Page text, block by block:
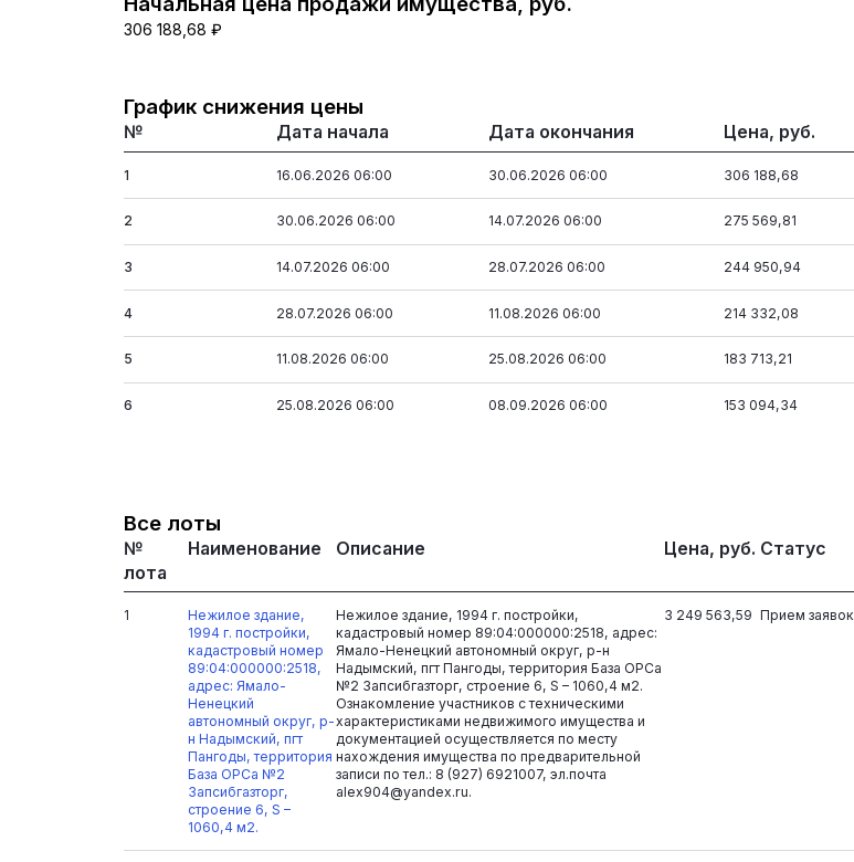
306 188,68 ₽
График снижения цены
№ Дата начала Дата окончания Цена, руб.
1 16.06.2026 06:00 30.06.2026 06:00 306 188,68
2 30.06.2026 06:00 14.07.2026 06:00 275 569,81
3 14.07.2026 06:00 28.07.2026 06:00 244 950,94
4 28.07.2026 06:00 11.08.2026 06:00 214 332,08
5 11.08.2026 06:00 25.08.2026 06:00 183 713,21
6 25.08.2026 06:00 08.09.2026 06:00 153 094,34
Все лоты
№
лота
Наименование Описание Цена, руб. Статус
1
Нежилое здание,
1994 г. постройки,
кадастровый номер
89:04:000000:2518,
адрес: Ямало-
Ненецкий
автономный округ, р-
н Надымский, пгт
Пангоды, территория
База ОРСа №2
Запсибгазторг,
строение 6, S –
1060,4 м2.
Нежилое здание, 1994 г. постройки,
кадастровый номер 89:04:000000:2518, адрес:
Ямало-Ненецкий автономный округ, р-н
Надымский, пгт Пангоды, территория База ОРСа
№2 Запсибгазторг, строение 6, S – 1060,4 м2.
Ознакомление участников с техническими
характеристиками недвижимого имущества и
документацией осуществляется по месту
нахождения имущества по предварительной
записи по тел.: 8 (927) 6921007, эл.почта
alex904@yandex.ru.
3 249 563,59 Прием заявок